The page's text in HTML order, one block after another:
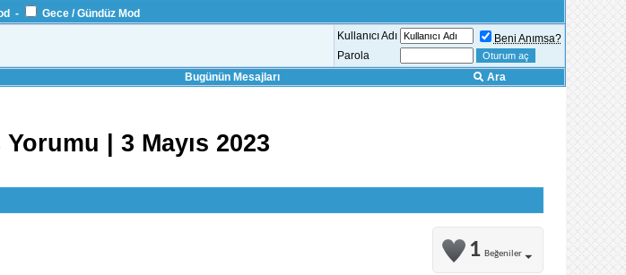
- Gece / Gündüz Mod
Kullanıcı Adı
Beni Anımsa?
Parola
Bugünün Mesajları Ara
| 3 Mayıs 2023
1 Beğeniler